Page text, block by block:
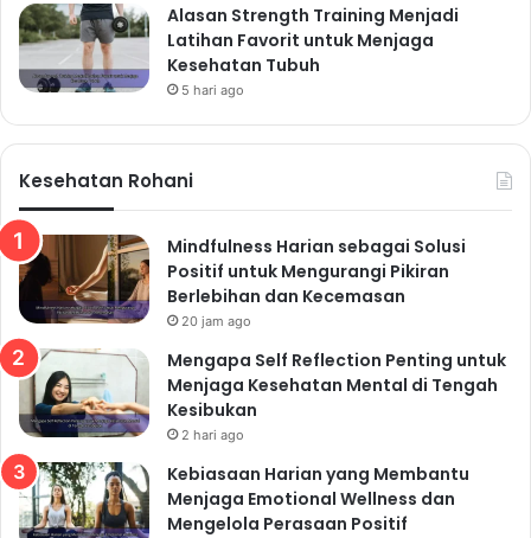
dapat menyebabkan dehidrasi dan meningkatkan
risiko penyakit kronis.
Atur Pola Makan yang Teratur
Makanlah secara teratur, setidaknya tiga kali sehari.
memberikan energi yang dibutuhkan untuk memulai
hari. Jika Anda merasa sulit untuk makan di jam makan
siang, siapkan camilan sehat untuk mencegah rasa
lapar yang berlebihan.
Mengatasi Stres dan
Mengelola Tekanan Kerja
Stres dan tekanan kerja dapat berdampak negatif pada
kesehatan fisik dan mental. Oleh karena itu, penting
untuk mengelola stres dan tekanan kerja dengan
efektif. Berikut beberapa tips untuk mengatasi stres:
Alasan Strength Training Menjadi
Latihan Favorit untuk Menjaga
Kesehatan Tubuh
5 hari ago
Kesehatan Rohani
Mindfulness Harian sebagai Solusi
Positif untuk Mengurangi Pikiran
Berlebihan dan Kecemasan
20 jam ago
Mengapa Self Reflection Penting untuk
Menjaga Kesehatan Mental di Tengah
Kesibukan
2 hari ago
Kebiasaan Harian yang Membantu
Menjaga Emotional Wellness dan
Mengelola Perasaan Positif